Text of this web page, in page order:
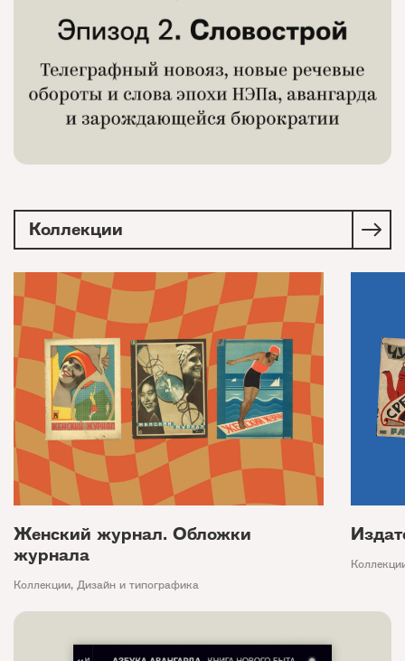
Коллекции
Женский журнал. Обложки
журнала
Коллекции, Дизайн и типографика